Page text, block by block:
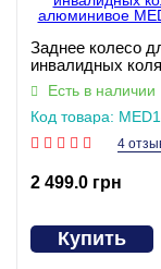
Заднее колесо
инвалидных
алюминивое
Есть в наличии
Код товара:
4
2 499.0 грн
Купить